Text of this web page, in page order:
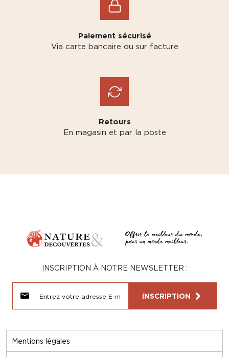
Paiement sécurisé
Via carte bancaire ou sur facture
Retours
En magasin et par la poste
Mentions légales
INSCRIPTION À NOTRE NEWSLETTER :
INSCRIPTION